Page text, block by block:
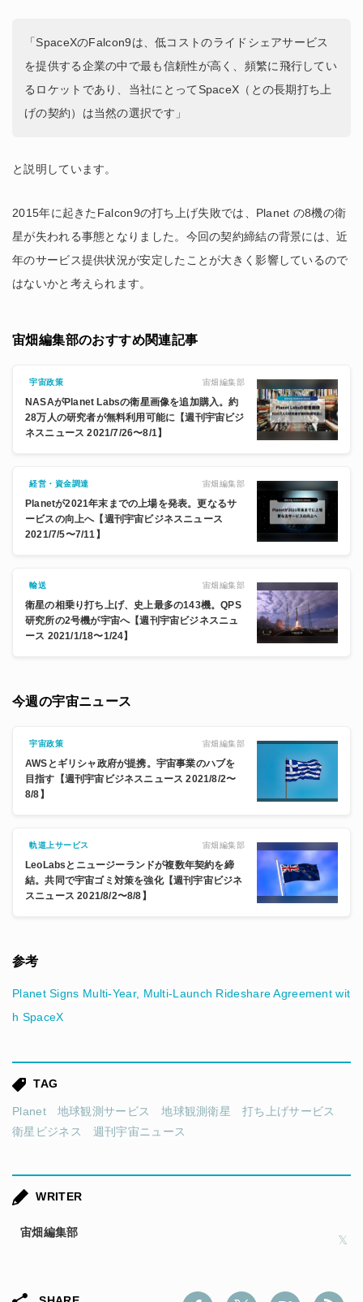
「SpaceXのFalcon9は、低コストのライドシェアサービス
を提供する企業の中で最も信頼性が高く、頻繁に飛行してい
るロケットであり、当社にとってSpaceX（との長期打ち上
げの契約）は当然の選択です」
と説明しています。
2015年に起きたFalcon9の打ち上げ失敗では、Planet の8機の衛
星が失われる事態となりました。今回の契約締結の背景には、近
年のサービス提供状況が安定したことが大きく影響しているので
はないかと考えられます。
宙畑編集部のおすすめ関連記事
宇宙政策 宙畑編集部
NASAがPlanet Labsの衛星画像を追加購入。約
28万人の研究者が無料利用可能に【週刊宇宙ビジ
ネスニュース 2021/7/26〜8/1】
経営・資金調達 宙畑編集部
Planetが2021年末までの上場を発表。更なるサ
ービスの向上へ【週刊宇宙ビジネスニュース
2021/7/5〜7/11】
輸送 宙畑編集部
衛星の相乗り打ち上げ、史上最多の143機。QPS
研究所の2号機が宇宙へ【週刊宇宙ビジネスニュ
ース 2021/1/18〜1/24】
今週の宇宙ニュース
宇宙政策 宙畑編集部
AWSとギリシャ政府が提携。宇宙事業のハブを
目指す【週刊宇宙ビジネスニュース 2021/8/2〜
8/8】
軌道上サービス 宙畑編集部
LeoLabsとニュージーランドが複数年契約を締
結。共同で宇宙ゴミ対策を強化【週刊宇宙ビジネ
スニュース 2021/8/2〜8/8】
参考
Planet Signs Multi-Year, Multi-Launch Rideshare Agreement wit
h SpaceX
TAG
Planet 地球観測サービス 地球観測衛星
打ち上げサービス
衛星ビジネス
週刊宇宙ニュース
WRITER
宙畑編集部